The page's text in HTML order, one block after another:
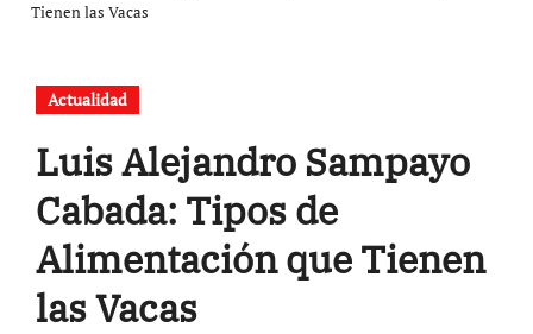
Tienen las Vacas
Actualidad
Luis Alejandro Sampayo
Cabada: Tipos de
Alimentación que Tienen
las Vacas